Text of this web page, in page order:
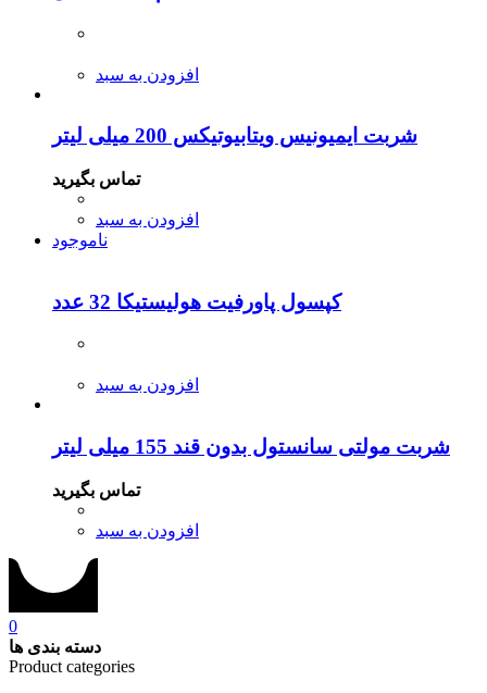
افزودن به سبد
شربت ایمیونیس ویتابیوتیکس 200 میلی لیتر
تماس بگیرید
افزودن به سبد
ناموجود
کپسول پاورفیت هولیستیکا 32 عدد
افزودن به سبد
شربت مولتی سانستول بدون قند 155 میلی لیتر
تماس بگیرید
افزودن به سبد
0
دسته بندی ها
Product categories